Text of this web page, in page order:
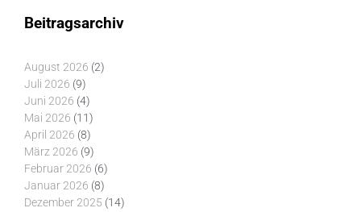
Beitragsarchiv
August 2026 (2)
Juli 2026 (9)
Juni 2026 (4)
Mai 2026 (11)
April 2026 (8)
März 2026 (9)
Februar 2026 (6)
Januar 2026 (8)
Dezember 2025 (14)